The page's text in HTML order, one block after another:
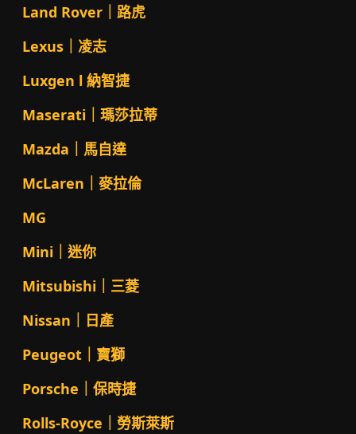
Land Rover｜路虎
Lexus｜凌志
Luxgen l 納智捷
Maserati｜瑪莎拉蒂
Mazda｜馬自達
McLaren｜麥拉倫
MG
Mini｜迷你
Mitsubishi｜三菱
Nissan｜日產
Peugeot｜寶獅
Porsche｜保時捷
Rolls-Royce｜勞斯萊斯